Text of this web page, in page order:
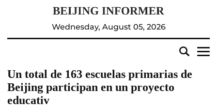
Wednesday, August 05, 2026
Un total de 163 escuelas primarias de
Beijing participan en un proyecto
educativ